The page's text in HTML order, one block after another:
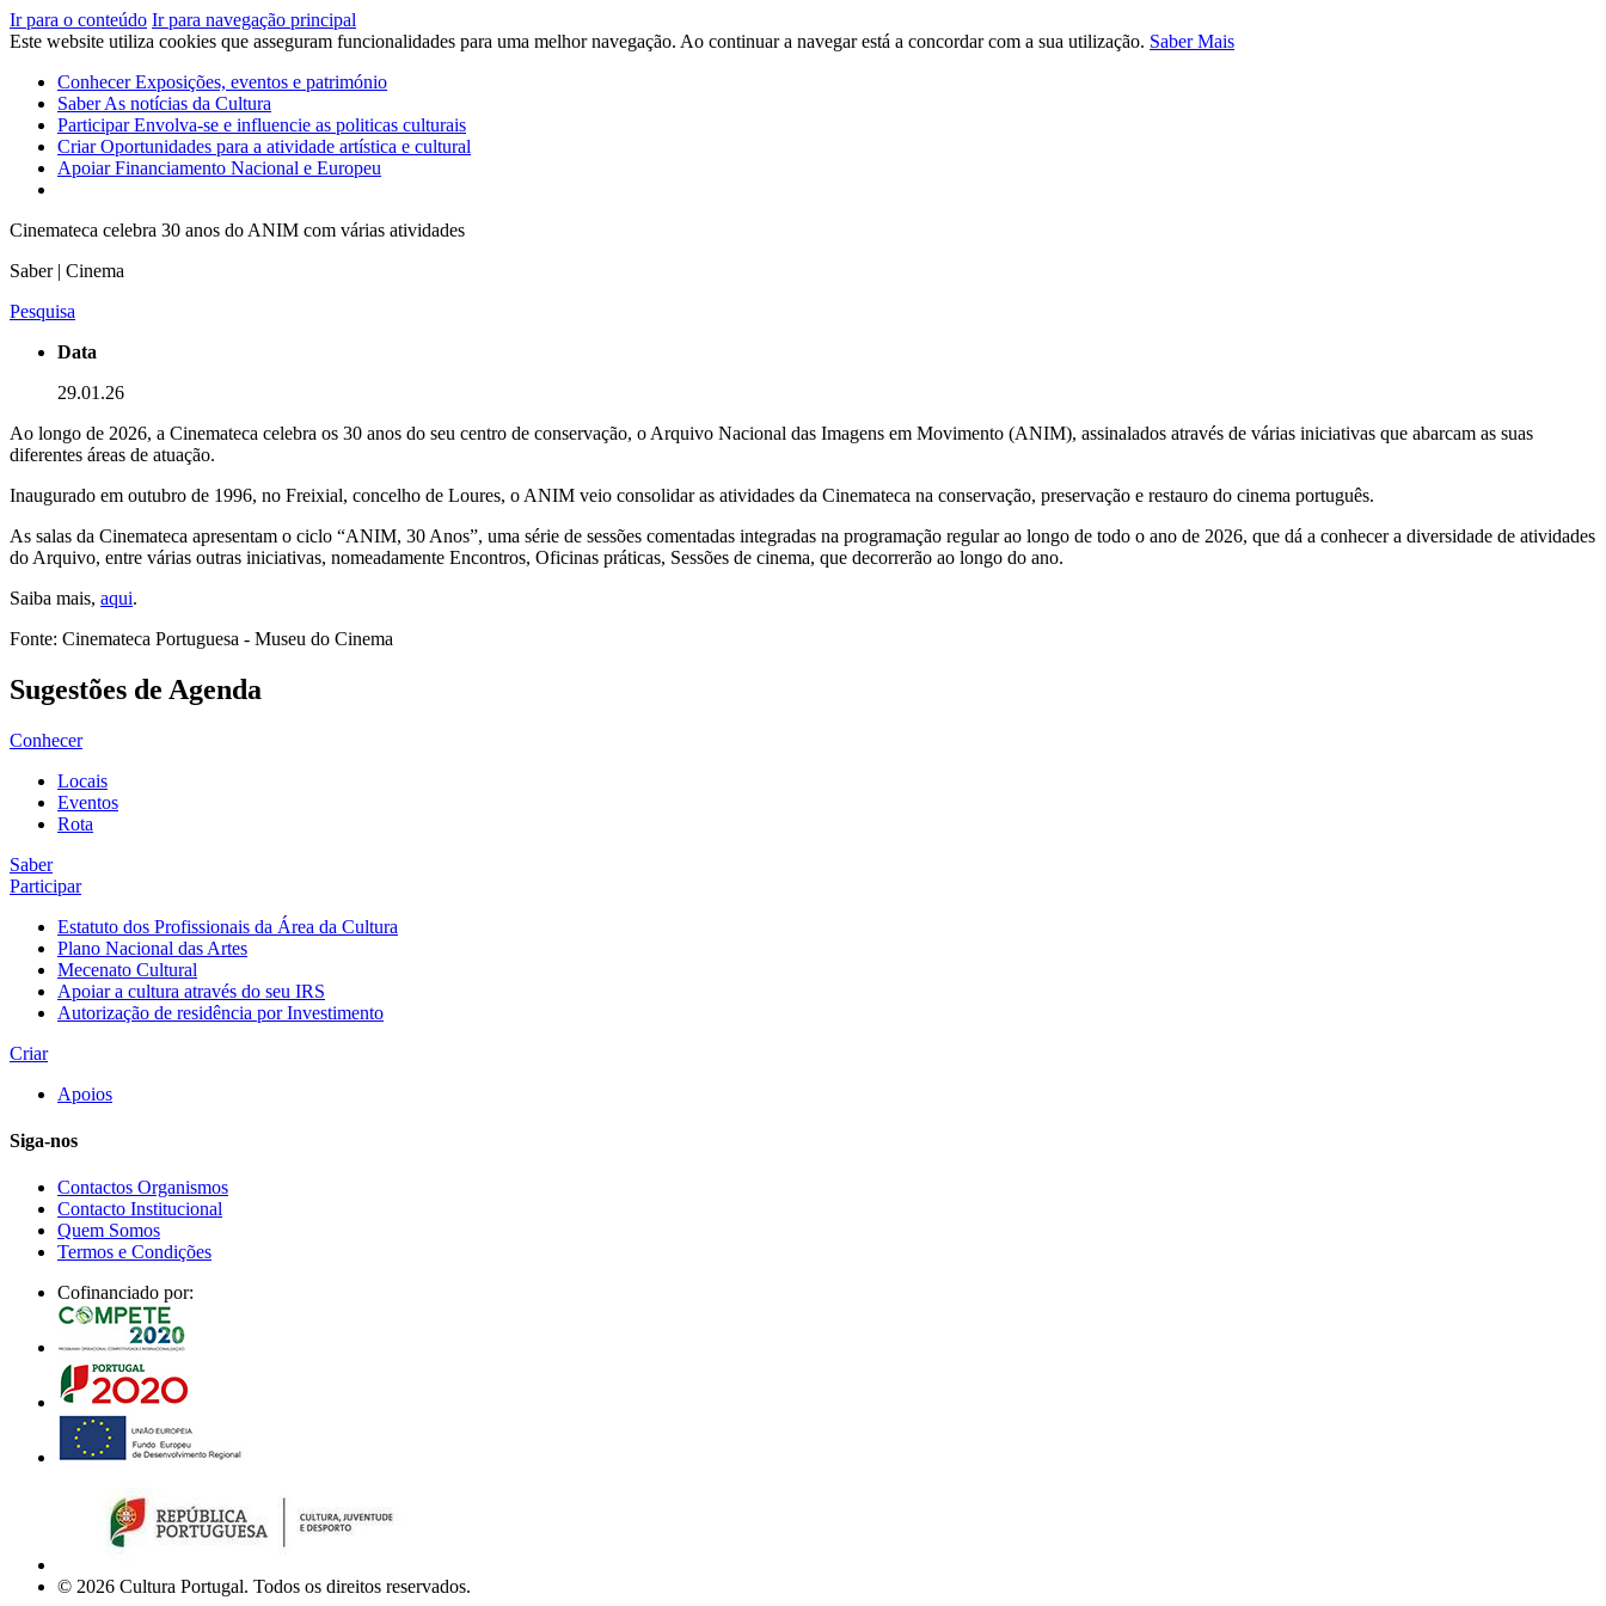
Ir para o conteúdo Ir para navegação principal
Este website utiliza cookies que asseguram funcionalidades para uma melhor navegação. Ao continuar a navegar está a concordar com a sua utilização. Saber Mais
ConhecerExposições, eventos e património
SaberAs notícias da Cultura
ParticiparEnvolva-se e influencie as politicas culturais
CriarOportunidades para a atividade artística e cultural
ApoiarFinanciamento Nacional e Europeu
Cinemateca celebra 30 anos do ANIM com várias atividades
Saber | Cinema
Pesquisa
Data
29.01.26
Ao longo de 2026, a Cinemateca celebra os 30 anos do seu centro de conservação, o Arquivo Nacional das Imagens em Movimento (ANIM), assinalados através de várias iniciativas que abarcam as suas
diferentes áreas de atuação.
Inaugurado em outubro de 1996, no Freixial, concelho de Loures, o ANIM veio consolidar as atividades da Cinemateca na conservação, preservação e restauro do cinema português.
As salas da Cinemateca apresentam o ciclo “ANIM, 30 Anos”, uma série de sessões comentadas integradas na programação regular ao longo de todo o ano de 2026, que dá a conhecer a diversidade de atividades
do Arquivo, entre várias outras iniciativas, nomeadamente Encontros, Oficinas práticas, Sessões de cinema, que decorrerão ao longo do ano.
Saiba mais, aqui.
Fonte: Cinemateca Portuguesa - Museu do Cinema
Sugestões de Agenda
Conhecer
Locais
Eventos
Rota
Saber
Participar
Estatuto dos Profissionais da Área da Cultura
Plano Nacional das Artes
Mecenato Cultural
Apoiar a cultura através do seu IRS
Autorização de residência por Investimento
Criar
Apoios
Siga-nos
Contactos Organismos
Contacto Institucional
Quem Somos
Termos e Condições
Cofinanciado por:
© 2026 Cultura Portugal. Todos os direitos reservados.